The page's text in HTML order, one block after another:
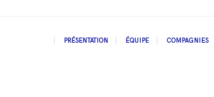
PRÉSENTATION ÉQUIPE COMPAGNIES